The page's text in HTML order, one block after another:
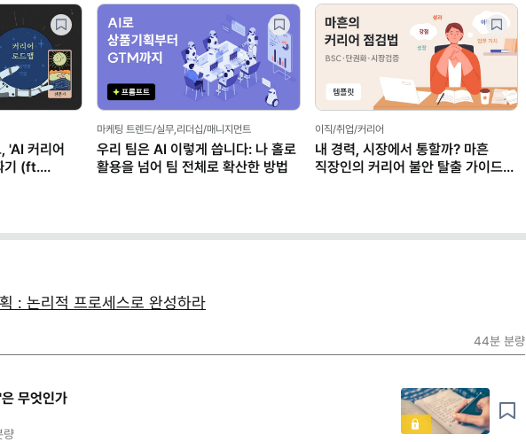
'AI 커리어
기 (ft.
마케팅 트렌드/실무,리더십/매니지먼트
우리 팀은 AI 이렇게 씁니다: 나 홀로
활용을 넘어 팀 전체로 확산한 방법
이직/취업/커리어
내 경력, 시장에서 통할까? 마흔
직장인의 커리어 불안 탈출 가이드
: 논리적 프로세스로 완성하라
44분 분량
무엇인가